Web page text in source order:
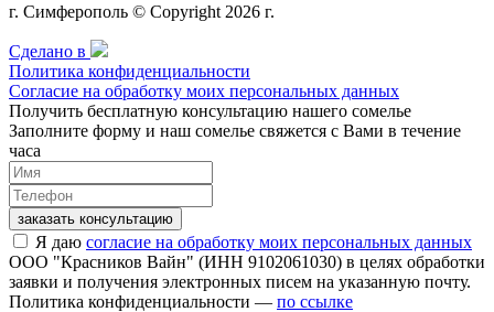
г. Симферополь © Copyright 2026 г.
Сделано в
Политика конфиденциальности
Согласие на обработку моих персональных данных
Получить бесплатную консультацию нашего сомелье
Заполните форму и наш сомелье свяжется с Вами в течение
часа
заказать консультацию
Я даю согласие на обработку моих персональных данных
ООО "Красников Вайн" (ИНН 9102061030) в целях обработки
заявки и получения электронных писем на указанную почту.
Политика конфиденциальности — по ссылке